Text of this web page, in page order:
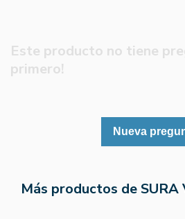
Este producto no tiene
primero!
Nueva
Más productos de SURA